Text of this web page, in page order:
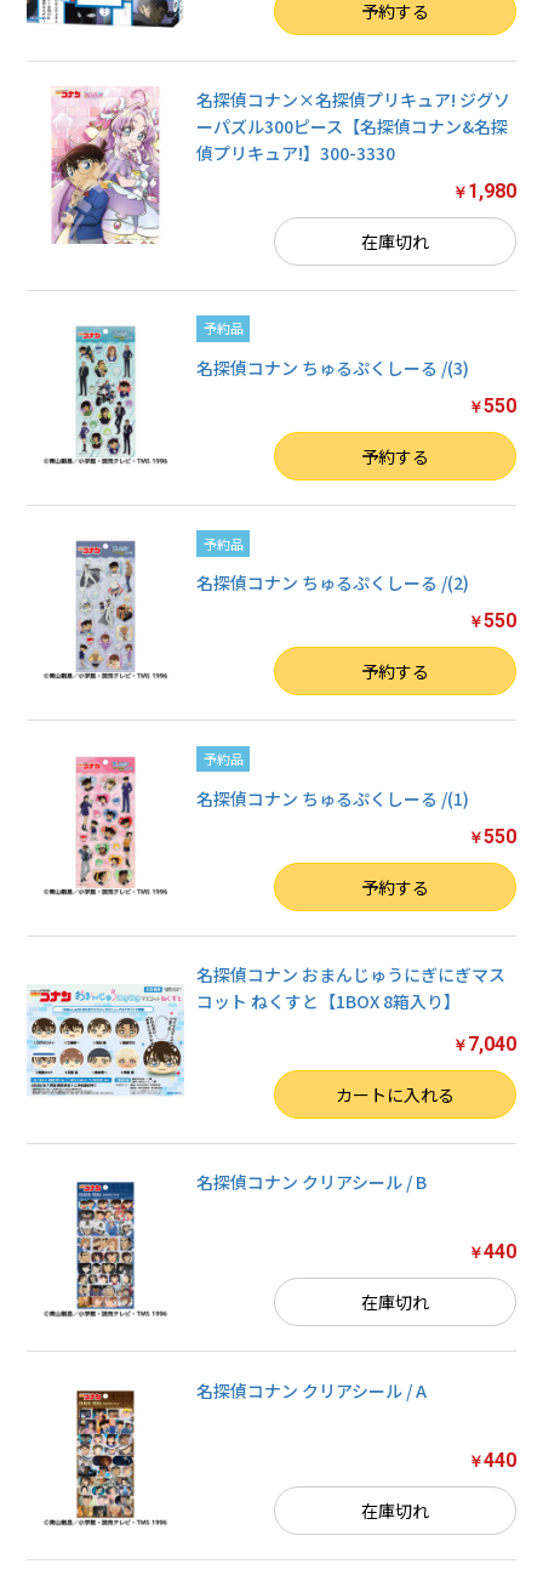
予約する
名探偵コナン×名探偵プリキュア! ジグソ
ーパズル300ピース【名探偵コナン&名探
偵プリキュア!】300-3330
￥ 1,980
在庫切れ
予約品
名探偵コナン ちゅるぷくしーる /(3)
￥550
予約する
予約品
名探偵コナン ちゅるぷくしーる /(2)
￥550
予約する
予約品
名探偵コナン ちゅるぷくしーる /(1)
￥550
予約する
名探偵コナン おまんじゅうにぎにぎマス
コット ねくすと【1BOX 8箱入り】
￥ 7,040
カートに入れる
名探偵コナン クリアシール / B
￥440
在庫切れ
名探偵コナン クリアシール / A
￥440
在庫切れ